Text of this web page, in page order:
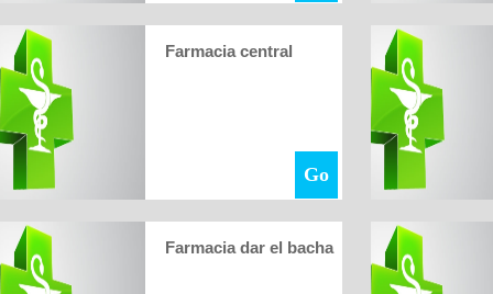
Farmacia central
Go
Farmacia dar el bacha